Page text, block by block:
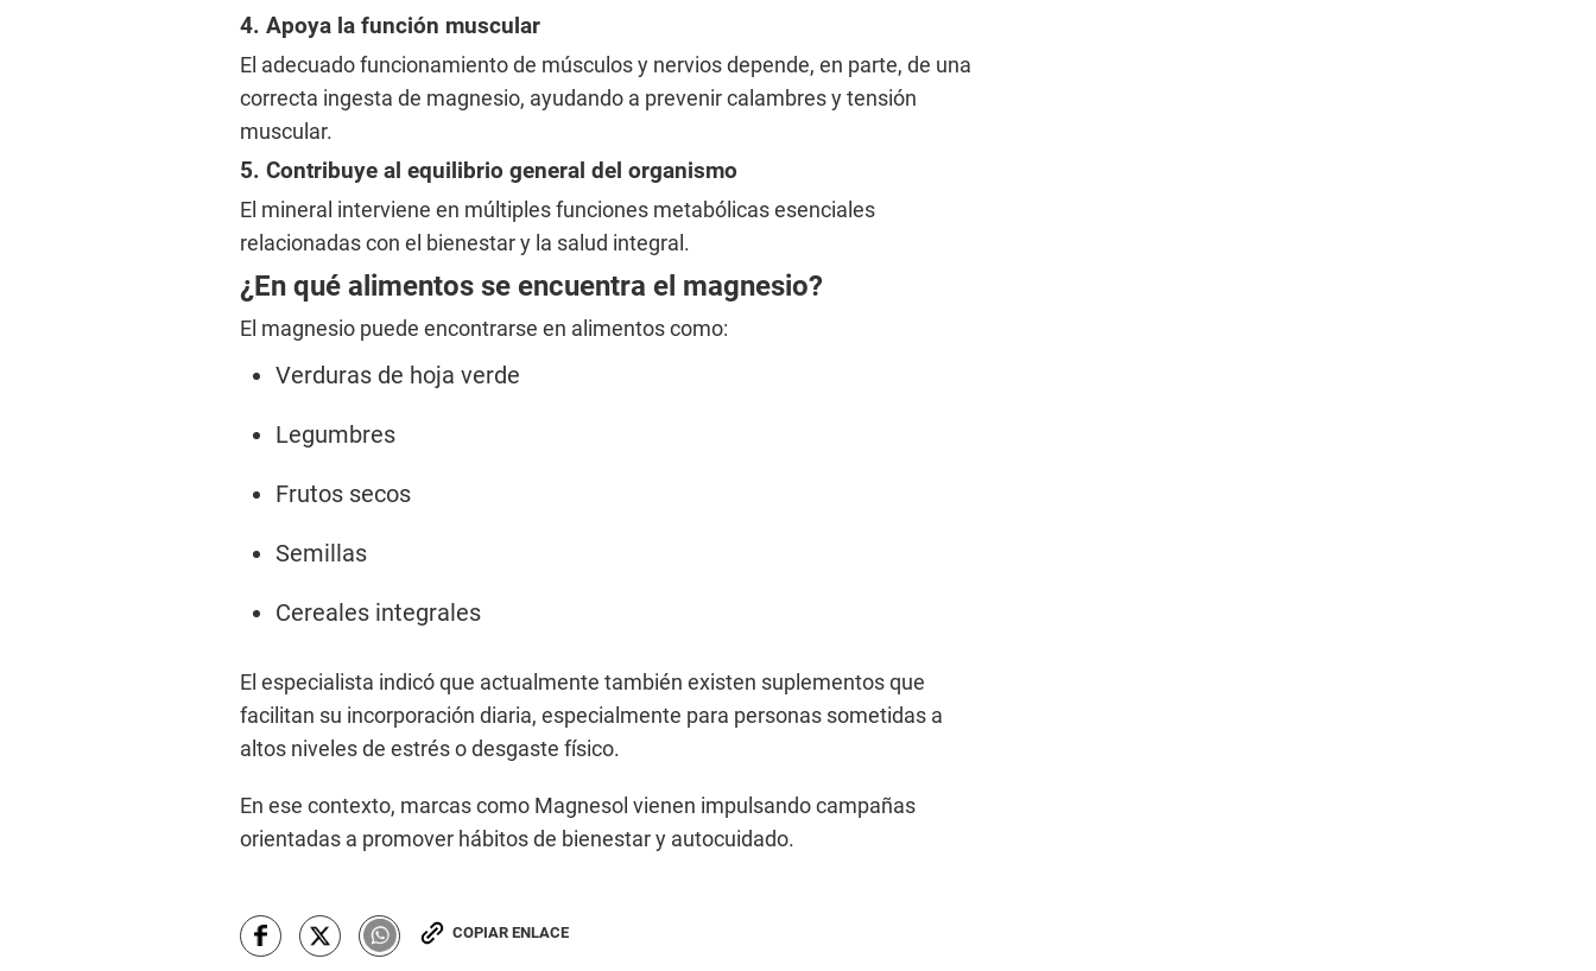
4. Apoya la función muscular
El adecuado funcionamiento de músculos y nervios depende, en parte, de una
correcta ingesta de magnesio, ayudando a prevenir calambres y tensión
muscular.
5. Contribuye al equilibrio general del organismo
El mineral interviene en múltiples funciones metabólicas esenciales
relacionadas con el bienestar y la salud integral.
¿En qué alimentos se encuentra el magnesio?
El magnesio puede encontrarse en alimentos como:
Verduras de hoja verde
Legumbres
Frutos secos
Semillas
Cereales integrales
El especialista indicó que actualmente también existen suplementos que
facilitan su incorporación diaria, especialmente para personas sometidas a
altos niveles de estrés o desgaste físico.
En ese contexto, marcas como Magnesol vienen impulsando campañas
orientadas a promover hábitos de bienestar y autocuidado.
COPIAR ENLACE